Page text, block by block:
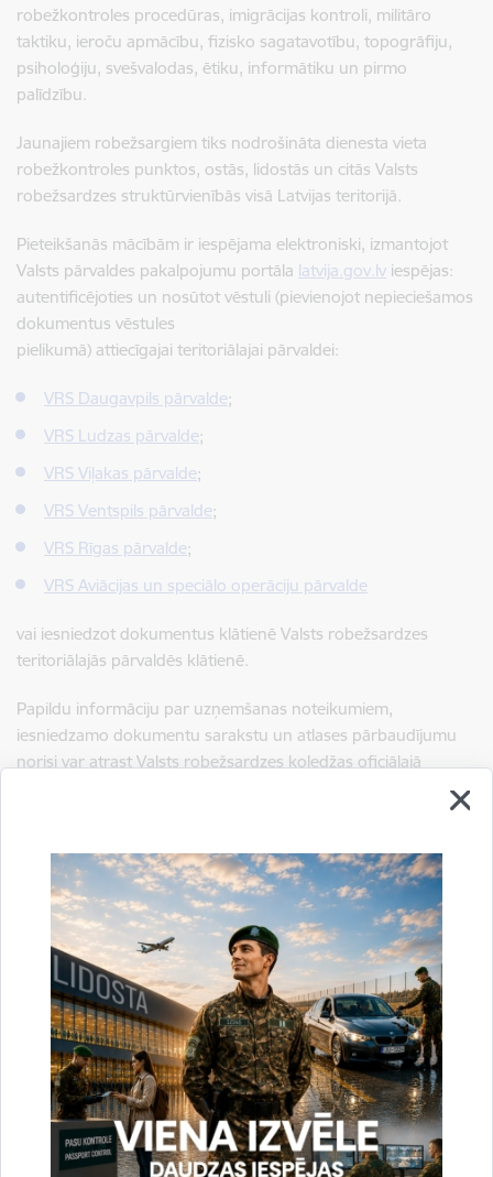
robežkontroles procedūras, imigrācijas kontroli, militāro
taktiku, ieroču apmācību, fizisko sagatavotību, topogrāfiju,
psiholoģiju, svešvalodas, ētiku, informātiku un pirmo
palīdzību.
Jaunajiem robežsargiem tiks nodrošināta dienesta vieta
robežkontroles punktos, ostās, lidostās un citās Valsts
robežsardzes struktūrvienībās visā Latvijas teritorijā.
Pieteikšanās mācībām ir iespējama elektroniski, izmantojot
Valsts pārvaldes pakalpojumu portāla latvija.gov.lv iespējas:
autentificējoties un nosūtot vēstuli (pievienojot nepieciešamos
dokumentus vēstules
pielikumā) attiecīgajai teritoriālajai pārvaldei:
VRS Daugavpils pārvalde;
VRS Ludzas pārvalde;
VRS Viļakas pārvalde;
VRS Ventspils pārvalde;
VRS Rīgas pārvalde;
VRS Aviācijas un speciālo operāciju pārvalde
vai iesniedzot dokumentus klātienē Valsts robežsardzes
teritoriālajās pārvaldēs klātienē.
Papildu informāciju par uzņemšanas noteikumiem,
iesniedzamo dokumentu sarakstu un atlases pārbaudījumu
norisi var atrast Valsts robežsardzes koledžas oficiālajā
Aicinām visus, kuri ir vēlās uzsākt vai mainīt savu karjeru,
pievienoties Valsts robežsardzes komandai un kopā rūpēties
par drošu nākotni!
Foto: VRK
Informāciju sagatavoja:
Rekrutēšanas un robežsardzes vēstures izpētes nodaļa